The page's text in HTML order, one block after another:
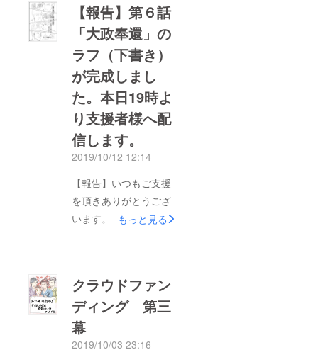
【報告】第６話
「大政奉還」の
ラフ（下書き）
が完成しまし
た。本日19時よ
り支援者様へ配
信します。
2019/10/12 12:14
【報告】いつもご支援
を頂きありがとうござ
います。第６話「大政
クラウドファンディン
グ「キャンプファイ
ヤー」のシステムを通
じ、支援者様へ配信致
もっと見る
クラウドファン
ディング 第三
幕
2019/10/03 23:16